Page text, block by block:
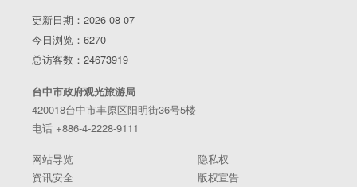
更新日期：2026-08-07
今日浏览：6270
总访客数：24673919
台中市政府观光旅游局
420018台中市丰原区阳明街36号5楼
电话 +886-4-2228-9111
网站导览
隐私权
资讯安全
版权宣告